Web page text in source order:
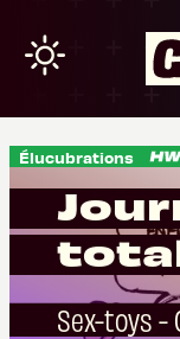
Élucubrations
Sex-toys -